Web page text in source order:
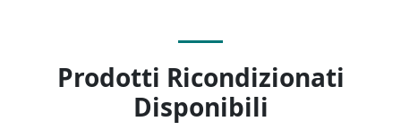
Prodotti Ricondizionati
Disponibili